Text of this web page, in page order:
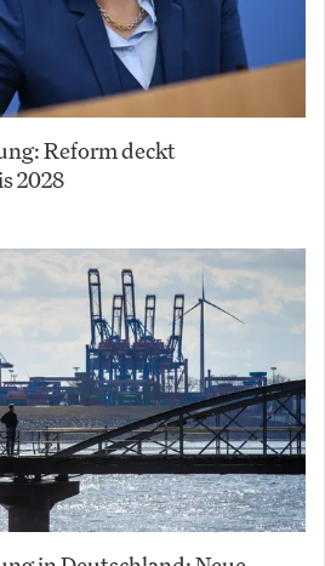
Reform deckt
2028